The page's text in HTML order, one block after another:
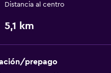
sin plumas
para fumadores
Distancia al centro
5,1 km
prepago